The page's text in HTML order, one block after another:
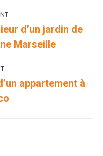
d’un jardin de
Marseille
appartement à